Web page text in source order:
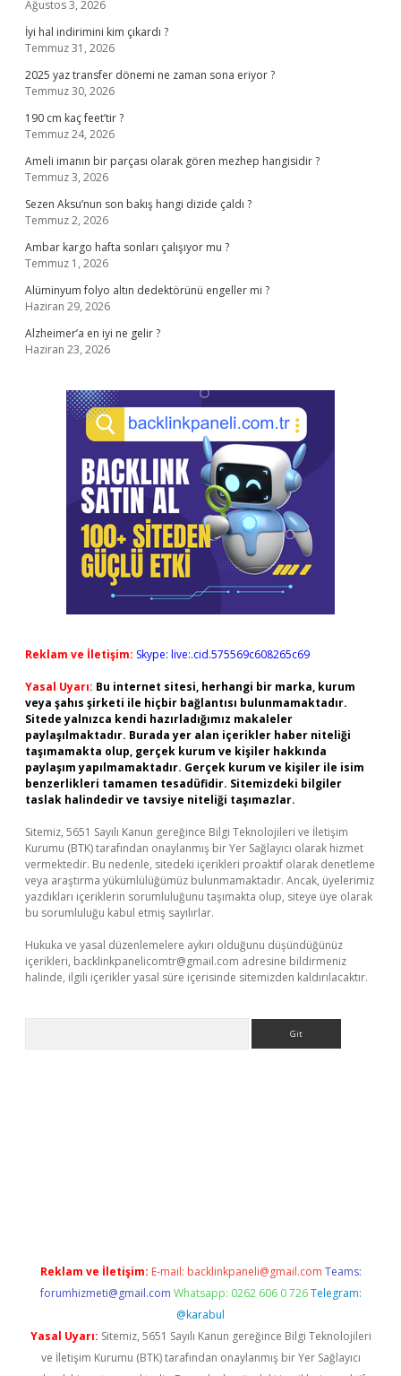
Ağustos 3, 2026
İyi hal indirimini kim çıkardı ?
Temmuz 31, 2026
2025 yaz transfer dönemi ne zaman sona eriyor ?
Temmuz 30, 2026
190 cm kaç feet’tir ?
Temmuz 24, 2026
Ameli imanın bir parçası olarak gören mezhep hangisidir ?
Temmuz 3, 2026
Sezen Aksu’nun son bakış hangi dizide çaldı ?
Temmuz 2, 2026
Ambar kargo hafta sonları çalışıyor mu ?
Temmuz 1, 2026
Alüminyum folyo altın dedektörünü engeller mi ?
Haziran 29, 2026
Alzheimer’a en iyi ne gelir ?
Haziran 23, 2026
Reklam ve İletişim: Skype: live:.cid.575569c608265c69
Yasal Uyarı: Bu internet sitesi, herhangi bir marka, kurum
veya şahıs şirketi ile hiçbir bağlantısı bulunmamaktadır.
Sitede yalnızca kendi hazırladığımız makaleler
paylaşılmaktadır. Burada yer alan içerikler haber niteliği
taşımamakta olup, gerçek kurum ve kişiler hakkında
paylaşım yapılmamaktadır. Gerçek kurum ve kişiler ile isim
benzerlikleri tamamen tesadüfidir. Sitemizdeki bilgiler
taslak halindedir ve tavsiye niteliği taşımazlar.
Sitemiz, 5651 Sayılı Kanun gereğince Bilgi Teknolojileri ve İletişim
Kurumu (BTK) tarafından onaylanmış bir Yer Sağlayıcı olarak hizmet
vermektedir. Bu nedenle, sitedeki içerikleri proaktif olarak denetleme
veya araştırma yükümlülüğümüz bulunmamaktadır. Ancak, üyelerimiz
yazdıkları içeriklerin sorumluluğunu taşımakta olup, siteye üye olarak
bu sorumluluğu kabul etmiş sayılırlar.
Hukuka ve yasal düzenlemelere aykırı olduğunu düşündüğünüz
içerikleri, backlinkpanelicomtr@gmail.com adresine bildirmeniz
halinde, ilgili içerikler yasal süre içerisinde sitemizden kaldırılacaktır.
Reklam ve İletişim: E-mail: backlinkpaneli@gmail.com Teams:
forumhizmeti@gmail.com Whatsapp: 0262 606 0 726 Telegram:
@karabul
Yasal Uyarı: Sitemiz, 5651 Sayılı Kanun gereğince Bilgi Teknolojileri
ve İletişim Kurumu (BTK) tarafından onaylanmış bir Yer Sağlayıcı